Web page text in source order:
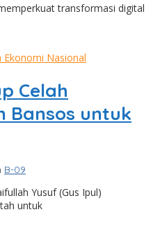
transformasi digital
Ekonomi Nasional
Celah
Bansos untuk
B-09
Yusuf (Gus Ipul)
untuk